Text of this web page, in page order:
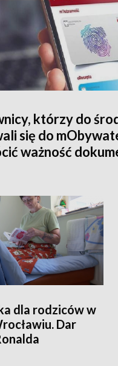
którzy do
się do
ważność
dla rodziców w
Dar